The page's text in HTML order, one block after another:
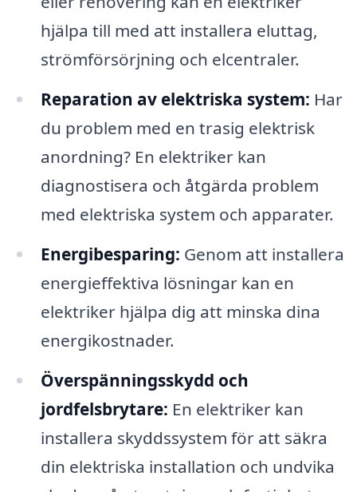
hjälpa till med att installera eluttag,
strömförsörjning och elcentraler.
Reparation av elektriska system: Har
du problem med en trasig elektrisk
anordning? En elektriker kan
diagnostisera och åtgärda problem
med elektriska system och apparater.
Energibesparing: Genom att installera
energieffektiva lösningar kan en
elektriker hjälpa dig att minska dina
energikostnader.
Överspänningsskydd och
jordfelsbrytare: En elektriker kan
installera skyddssystem för att säkra
din elektriska installation och undvika